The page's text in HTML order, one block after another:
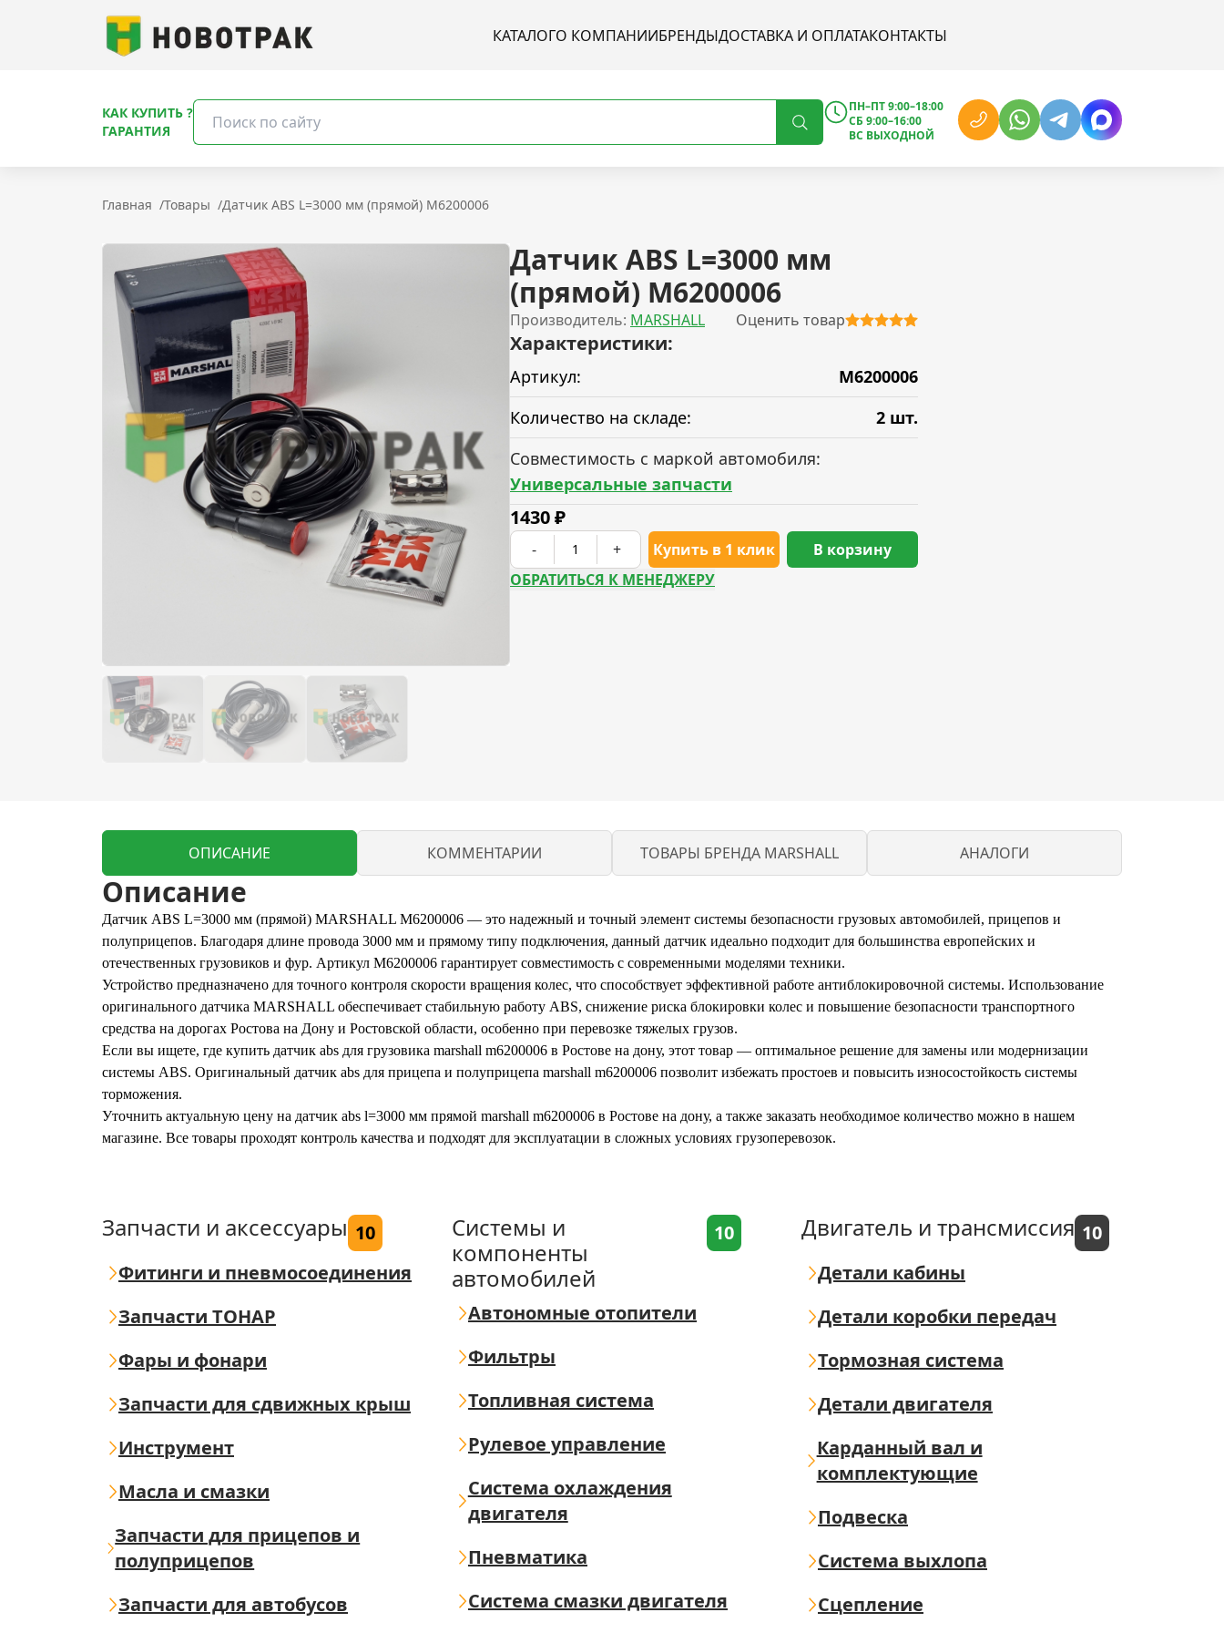
КАТАЛОГО КОМПАНИИБРЕНДЫДОСТАВКА И ОПЛАТАКОНТАКТЫ
КАК КУПИТЬ ?
ГАРАНТИЯ
ПН–ПТ 9:00–18:00
СБ 9:00–16:00
ВС ВЫХОДНОЙ
Главная /Товары /Датчик ABS L=3000 мм (прямой) M6200006
Датчик ABS L=3000 мм
(прямой) M6200006
Производитель: MARSHALL Оценить товар
Характеристики:
Артикул:
M6200006
Количество на складе:
2 шт.
Совместимость с маркой автомобиля:
Универсальные запчасти
1430₽
- + Купить в 1 клик
В корзину
ОБРАТИТЬСЯ К МЕНЕДЖЕРУ
ОПИСАНИЕ КОММЕНТАРИИ ТОВАРЫ БРЕНДА MARSHALL АНАЛОГИ
Описание
Датчик ABS L=3000 мм (прямой) MARSHALL M6200006 — это надежный и точный элемент системы безопасности грузовых автомобилей, прицепов и
полуприцепов. Благодаря длине провода 3000 мм и прямому типу подключения, данный датчик идеально подходит для большинства европейских и
отечественных грузовиков и фур. Артикул M6200006 гарантирует совместимость с современными моделями техники.
Устройство предназначено для точного контроля скорости вращения колес, что способствует эффективной работе антиблокировочной системы. Использование
оригинального датчика MARSHALL обеспечивает стабильную работу ABS, снижение риска блокировки колес и повышение безопасности транспортного
средства на дорогах Ростова на Дону и Ростовской области, особенно при перевозке тяжелых грузов.
Если вы ищете, где купить датчик abs для грузовика marshall m6200006 в Ростове на дону, этот товар — оптимальное решение для замены или модернизации
системы ABS. Оригинальный датчик abs для прицепа и полуприцепа marshall m6200006 позволит избежать простоев и повысить износостойкость системы
торможения.
Уточнить актуальную цену на датчик abs l=3000 мм прямой marshall m6200006 в Ростове на дону, а также заказать необходимое количество можно в нашем
магазине. Все товары проходят контроль качества и подходят для эксплуатации в сложных условиях грузоперевозок.
Запчасти и аксессуары 10
Фитинги и пневмосоединения
Запчасти ТОНАР
Фары и фонари
Запчасти для сдвижных крыш
Инструмент
Масла и смазки
Запчасти для прицепов и
полуприцепов
Запчасти для автобусов
Системы и
компоненты
автомобилей
10
Автономные отопители
Фильтры
Топливная система
Рулевое управление
Система охлаждения
двигателя
Пневматика
Система смазки двигателя
Двигатель и трансмиссия 10
Детали кабины
Детали коробки передач
Тормозная система
Детали двигателя
Карданный вал и
комплектующие
Подвеска
Система выхлопа
Сцепление